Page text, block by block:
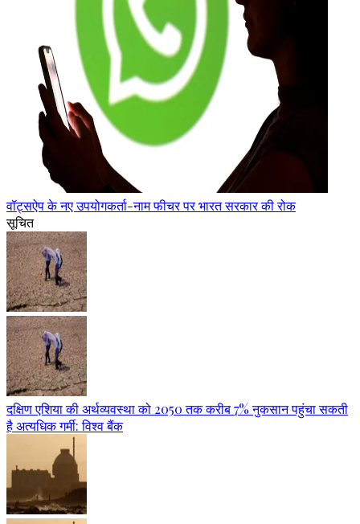
वॉट्सऐप के नए उपयोगकर्ता-नाम फीचर पर भारत सरकार की रोक
सूचित
दक्षिण एशिया की अर्थव्यवस्था को 2050 तक करीब 7% नुकसान पहुंचा सकती
है अत्यधिक गर्मी: विश्व बैंक